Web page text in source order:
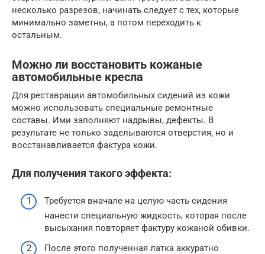
несколько разрезов, начинать следует с тех, которые
минимально заметны, а потом переходить к
остальным.
Можно ли восстановить кожаные
автомобильные кресла
Для реставрации автомобильных сидений из кожи
можно использовать специальные ремонтные
составы. Ими заполняют надрывы, дефекты. В
результате не только заделываются отверстия, но и
восстанавливается фактура кожи.
Для получения такого эффекта:
Требуется вначале на целую часть сидения
нанести специальную жидкость, которая после
высыхания повторяет фактуру кожаной обивки.
После этого полученная латка аккуратно